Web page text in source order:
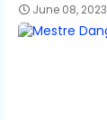
June 08, 2023